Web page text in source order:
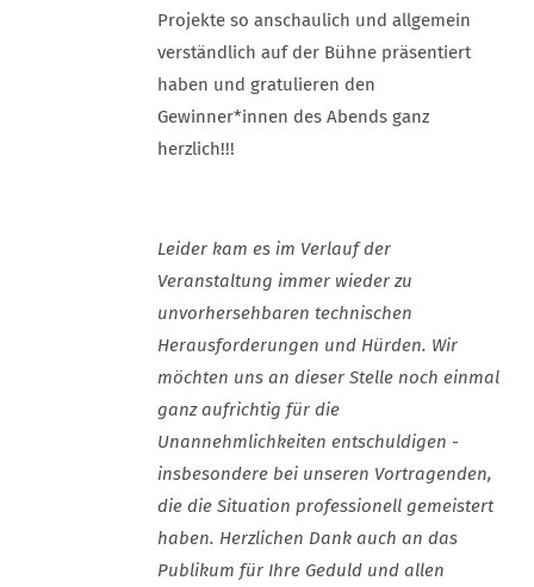
Projekte so anschaulich und allgemein
verständlich auf der Bühne präsentiert
haben und gratulieren den
Gewinner*innen des Abends ganz
herzlich!!!
Leider kam es im Verlauf der
Veranstaltung immer wieder zu
unvorhersehbaren technischen
Herausforderungen und Hürden. Wir
möchten uns an dieser Stelle noch einmal
ganz aufrichtig für die
Unannehmlichkeiten entschuldigen -
insbesondere bei unseren Vortragenden,
die die Situation professionell gemeistert
haben. Herzlichen Dank auch an das
Publikum für Ihre Geduld und allen